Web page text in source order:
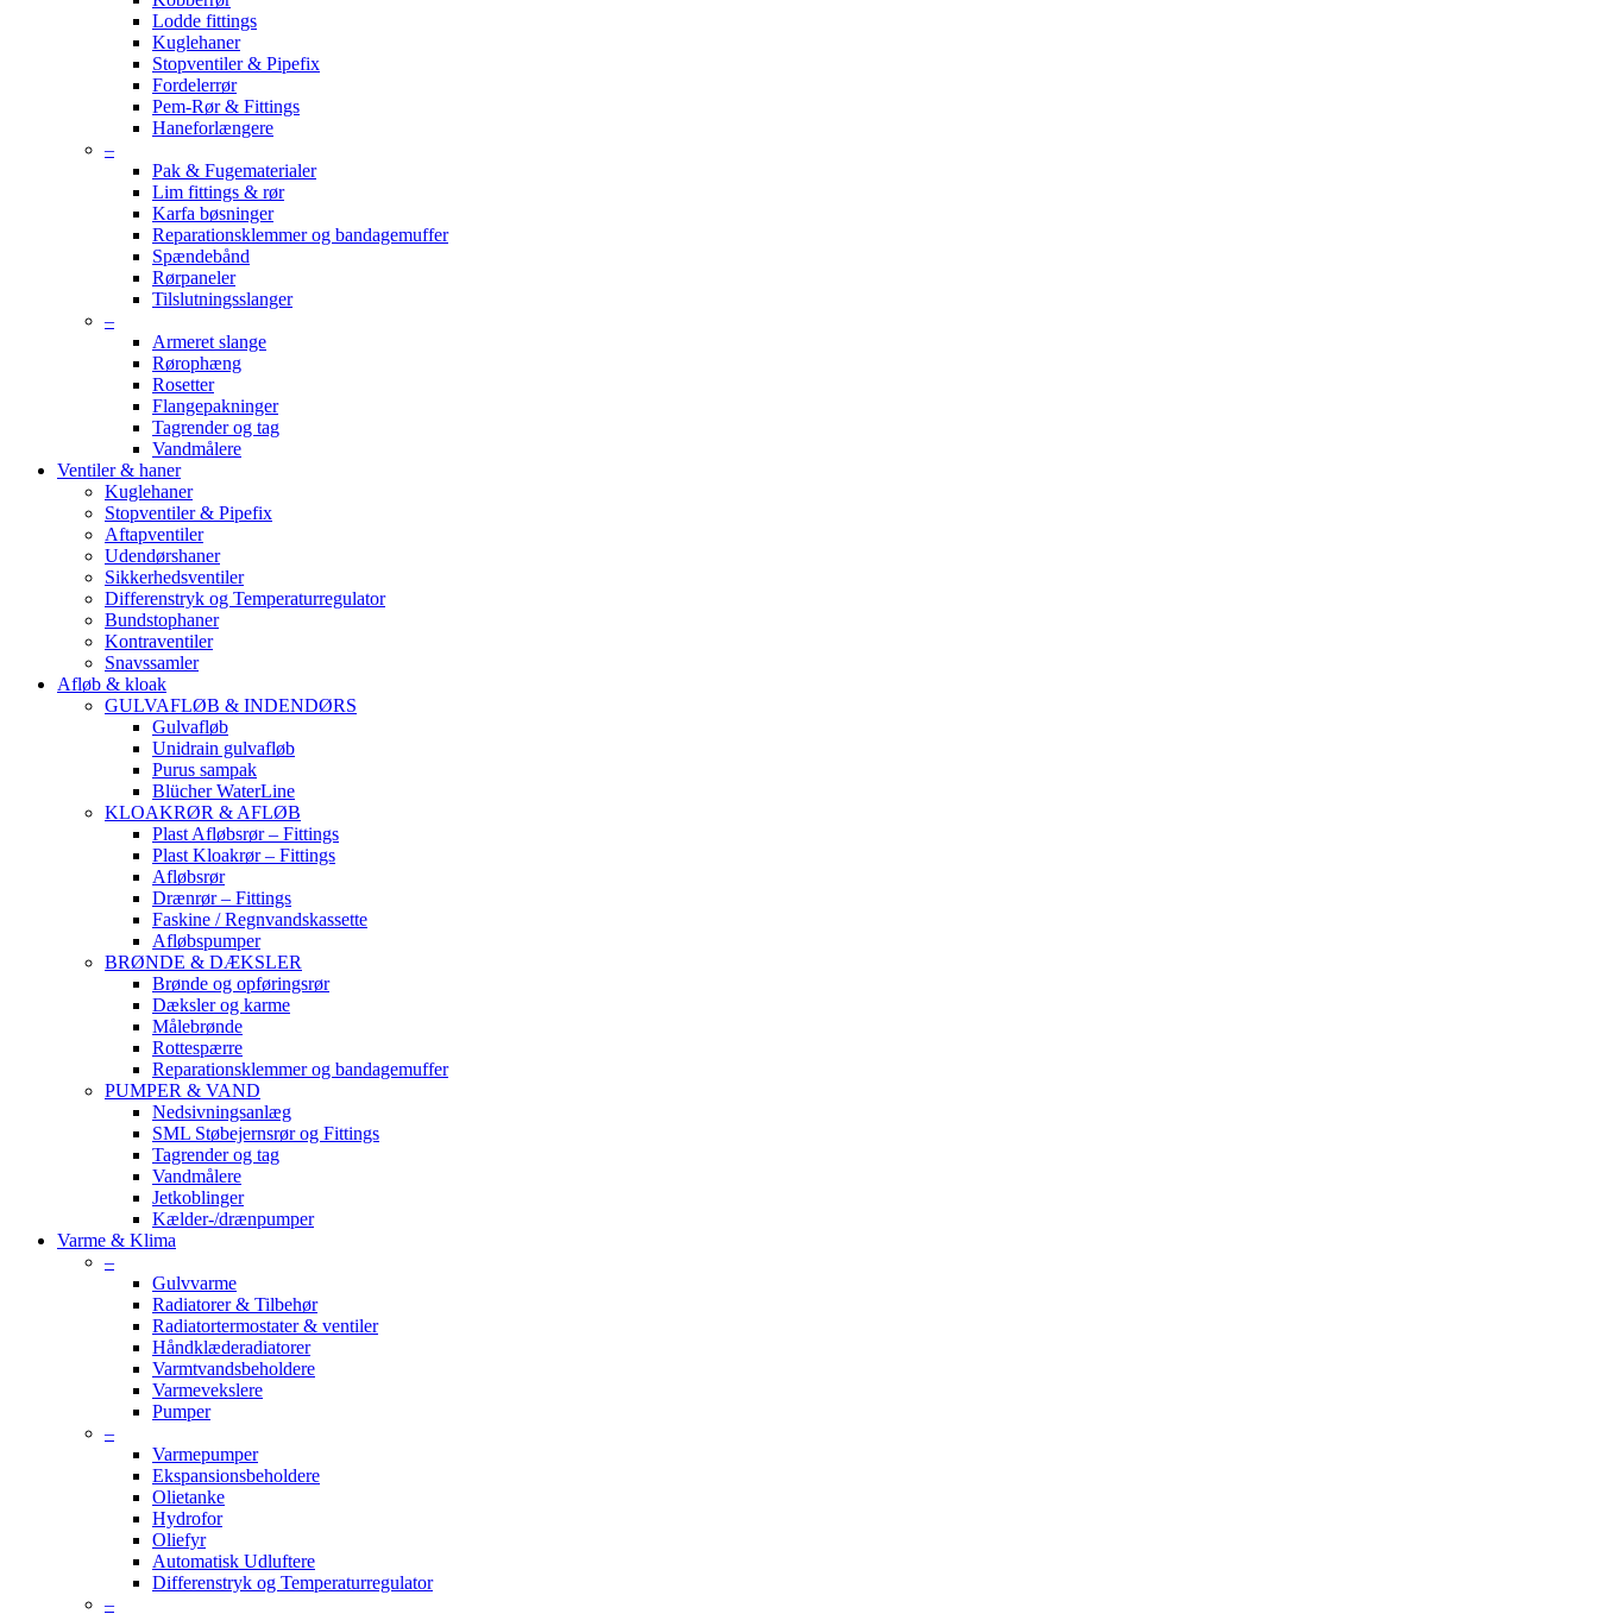
Lodde fittings
Kuglehaner
Stopventiler & Pipefix
Fordelerrør
Pem-Rør & Fittings
Haneforlængere
–
Pak & Fugematerialer
Lim fittings & rør
Karfa bøsninger
Reparationsklemmer og bandagemuffer
Spændebånd
Rørpaneler
Tilslutningsslanger
–
Armeret slange
Rørophæng
Rosetter
Flangepakninger
Tagrender og tag
Vandmålere
Ventiler & haner
Kuglehaner
Stopventiler & Pipefix
Aftapventiler
Udendørshaner
Sikkerhedsventiler
Differenstryk og Temperaturregulator
Bundstophaner
Kontraventiler
Snavssamler
Afløb & kloak
GULVAFLØB & INDENDØRS
Gulvafløb
Unidrain gulvafløb
Purus sampak
Blücher WaterLine
KLOAKRØR & AFLØB
Plast Afløbsrør – Fittings
Plast Kloakrør – Fittings
Afløbsrør
Drænrør – Fittings
Faskine / Regnvandskassette
Afløbspumper
BRØNDE & DÆKSLER
Brønde og opføringsrør
Dæksler og karme
Målebrønde
Rottespærre
Reparationsklemmer og bandagemuffer
PUMPER & VAND
Nedsivningsanlæg
SML Støbejernsrør og Fittings
Tagrender og tag
Vandmålere
Jetkoblinger
Kælder-/drænpumper
Varme & Klima
–
Gulvvarme
Radiatorer & Tilbehør
Radiatortermostater & ventiler
Håndklæderadiatorer
Varmtvandsbeholdere
Varmevekslere
Pumper
–
Varmepumper
Ekspansionsbeholdere
Olietanke
Hydrofor
Oliefyr
Automatisk Udluftere
Differenstryk og Temperaturregulator
–